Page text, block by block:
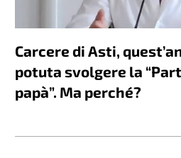
Carcere di Asti,
potuta svolgere la
papà”. Ma perché?